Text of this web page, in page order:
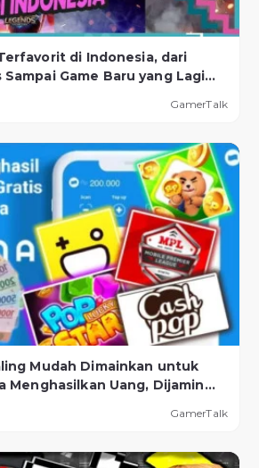
di Indonesia, dari
Game Baru yang Lagi
GamerTalk
Mudah Dimainkan untuk
Menghasilkan Uang, Dijamin
GamerTalk